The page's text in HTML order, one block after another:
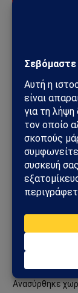
ΠΡΟΣΦΑΤΑ
Ηλεκτρική
τον έλεγχο του
γεωπολιτικό
Σαουδική
στρατιωτική
Φωτιά στη
Εκκενώσεις με
Μέγαρα:
Ανασύρθηκε